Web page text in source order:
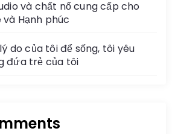
và chất nổ cung cấp cho
Hạnh phúc
do của tôi để sống, tôi yêu
đứa trẻ của tôi